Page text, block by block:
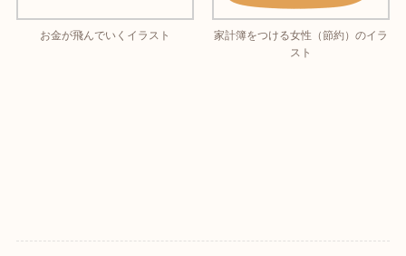
お金が飛んでいくイラスト
家計簿をつける女性（節約）のイラ
スト